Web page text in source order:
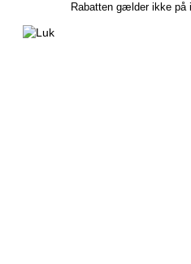
Rabatten gælder ikke på